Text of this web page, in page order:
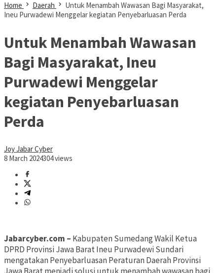
Home Daerah
Untuk Menambah Wawasan Bagi Masyarakat,
Ineu Purwadewi Menggelar kegiatan Penyebarluasan Perda
Untuk Menambah Wawasan
Bagi Masyarakat, Ineu
Purwadewi Menggelar
kegiatan Penyebarluasan
Perda
Joy Jabar Cyber
8 March 2024304 views
Jabarcyber.com – Kabupaten Sumedang Wakil Ketua
DPRD Provinsi Jawa Barat Ineu Purwadewi Sundari
mengatakan Penyebarluasan Peraturan Daerah Provinsi